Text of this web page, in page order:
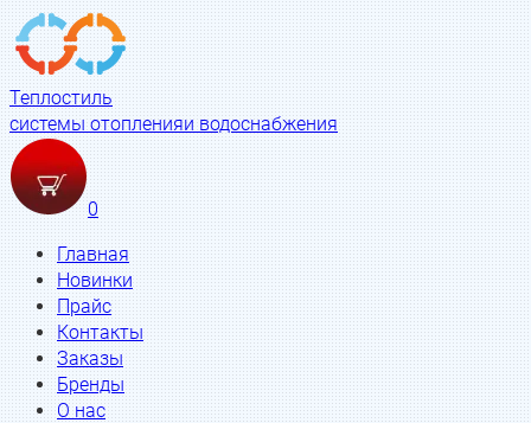
Теплостиль
системы отопленияи водоснабжения
0
Главная
Новинки
Прайс
Контакты
Заказы
Бренды
О нас